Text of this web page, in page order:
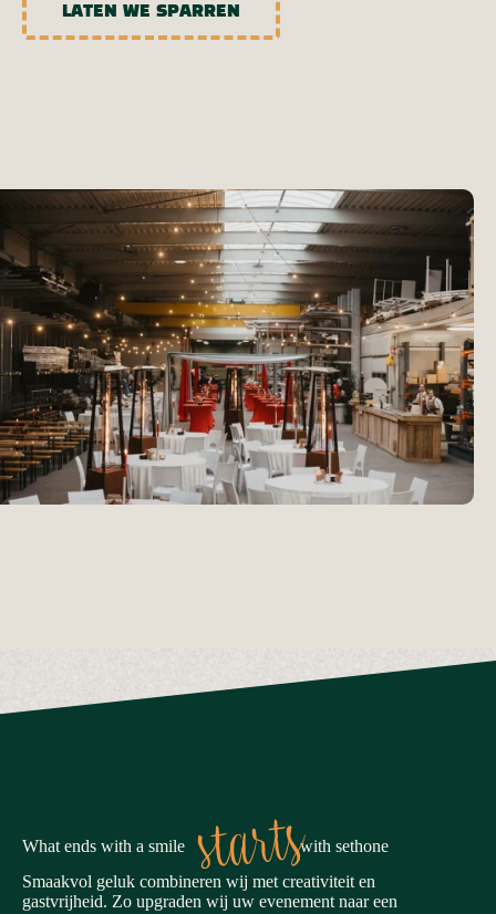
LATEN WE SPARREN
What ends with a smile startswith sethone
Smaakvol geluk combineren wij met creativiteit en
gastvrijheid. Zo upgraden wij uw evenement naar een